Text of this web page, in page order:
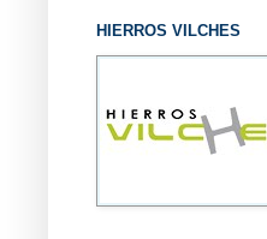
HIERROS VILCHES